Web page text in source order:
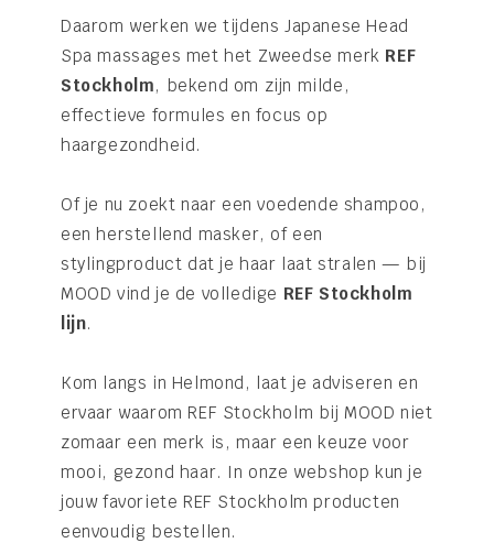
Daarom werken we tijdens Japanese Head
Spa massages met het Zweedse merk REF
Stockholm, bekend om zijn milde,
effectieve formules en focus op
haargezondheid.
Of je nu zoekt naar een voedende shampoo,
een herstellend masker, of een
stylingproduct dat je haar laat stralen — bij
MOOD vind je de volledige REF Stockholm
lijn.
Kom langs in Helmond, laat je adviseren en
ervaar waarom REF Stockholm bij MOOD niet
zomaar een merk is, maar een keuze voor
mooi, gezond haar. In onze webshop kun je
jouw favoriete REF Stockholm producten
eenvoudig bestellen.